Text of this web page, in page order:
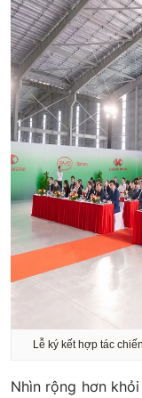
Lễ ký kết hợp tác
Nhìn rộng hơn